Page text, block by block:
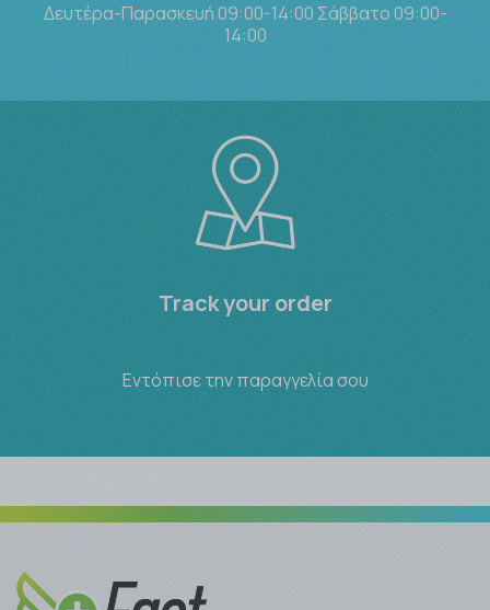
Δευτέρα-Παρασκευή 09:00-14:00 Σάββατο 09:00-
14:00
Track your order
Εντόπισε την παραγγελία σου